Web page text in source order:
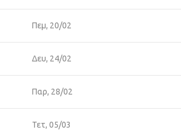
Πεμ, 20/02
Δευ, 24/02
Παρ, 28/02
Τετ, 05/03